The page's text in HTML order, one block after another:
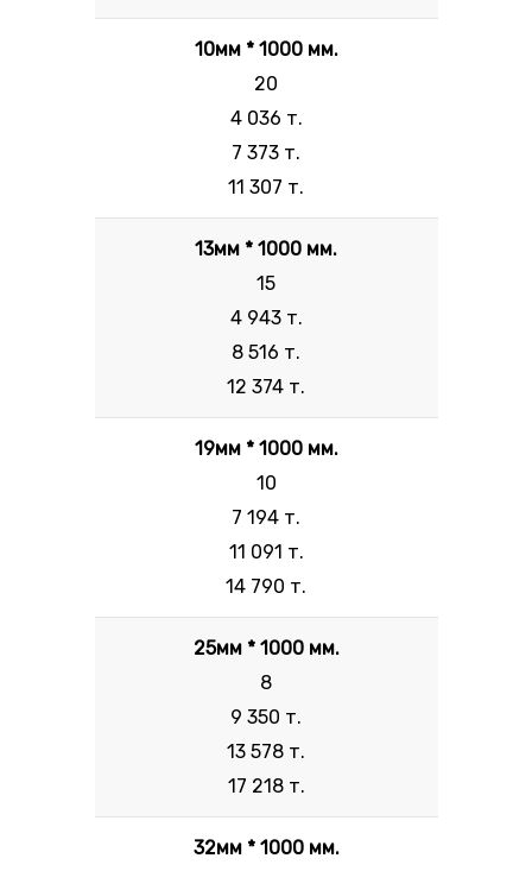
10мм * 1000 мм.
20
4 036 т.
7 373 т.
11 307 т.
13мм * 1000 мм.
15
4 943 т.
8 516 т.
12 374 т.
19мм * 1000 мм.
10
7 194 т.
11 091 т.
14 790 т.
25мм * 1000 мм.
8
9 350 т.
13 578 т.
17 218 т.
32мм * 1000 мм.